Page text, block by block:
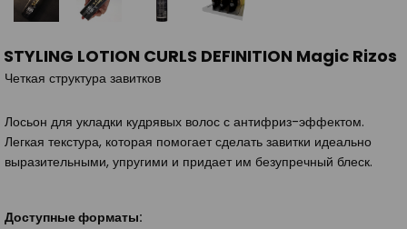
STYLING LOTION CURLS DEFINITION Magic Rizos
Четкая структура завитков
Лосьон для укладки кудрявых волос с антифриз-эффектом.
Легкая текстура, которая помогает сделать завитки идеально
выразительными, упругими и придает им безупречный блеск.
Доступные форматы: